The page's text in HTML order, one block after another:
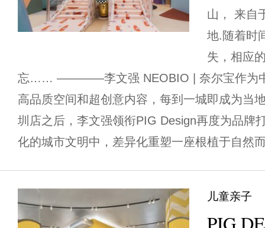
山， 来自
地.随着时
失，相应
忘…… ————李文强 NEOBIO | 奈尔宝作为中
高品质空间和超创意内容，每到一城即成为当
圳店之后，李文强领衔PIG Design再度为品牌
化的城市文明中，差异化重塑一座根植于自然
儿童亲子